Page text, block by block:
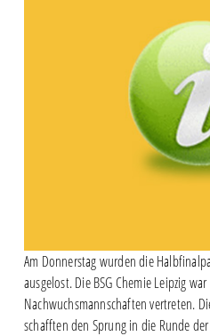
Am Donnerstag wurden die
ausgelost. Die BSG Chemie Leipzig
Nachwuchsmannschaften vertreten.
schafften den Sprung in die Runde